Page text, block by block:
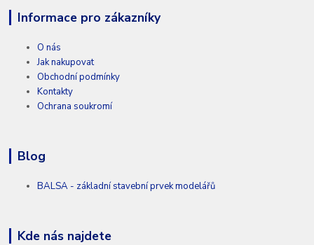
Informace pro zákazníky
O nás
Jak nakupovat
Obchodní podmínky
Kontakty
Ochrana soukromí
Blog
BALSA - základní stavební prvek modelářů
Kde nás najdete